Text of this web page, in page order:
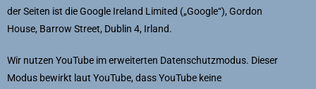
der Seiten ist die Google Ireland Limited („Google“), Gordon
House, Barrow Street, Dublin 4, Irland.
Wir nutzen YouTube im erweiterten Datenschutzmodus. Dieser
Modus bewirkt laut YouTube, dass YouTube keine